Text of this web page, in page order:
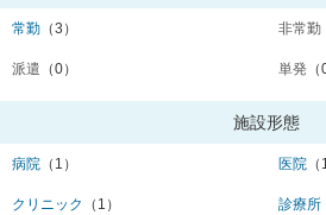
常勤 （3） 非常勤
派遣 （0） 単発 （
施設形態
病院 （1） 医院 （
クリニック （1） 診療所